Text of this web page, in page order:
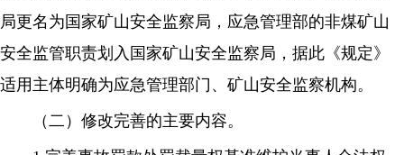
局更名为国家矿山安全监察局，应急管理部的非煤矿山
安全监管职责划入国家矿山安全监察局，据此《规定》
适用主体明确为应急管理部门、矿山安全监察机构。
（二）修改完善的主要内容。